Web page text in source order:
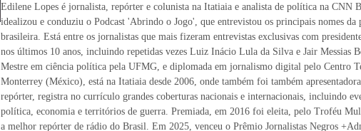
Edilene Lopes é jornalista, repórter e colunista na Itatiaia e analista de política na CNN
idealizou e conduziu o Podcast 'Abrindo o Jogo', que entrevistou os principais nomes da
brasileira. Está entre os jornalistas que mais fizeram entrevistas exclusivas com
nos últimos 10 anos, incluindo repetidas vezes Luiz Inácio Lula da Silva e Jair Messias
Mestre em ciência política pela UFMG, e diplomada em jornalismo digital pelo Centro
Monterrey (México), está na Itatiaia desde 2006, onde também foi também
repórter, registra no currículo grandes coberturas nacionais e internacionais, incluindo
política, economia e territórios de guerra. Premiada, em 2016 foi eleita, pelo Troféu
a melhor repórter de rádio do Brasil. Em 2025, venceu o Prêmio Jornalistas Negros